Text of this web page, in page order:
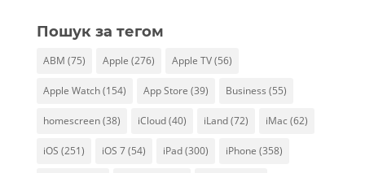
Пошук за тегом
ABM (75) Apple (276) Apple TV(56)
Apple Watch(154) App Store (39) Business (55)
homescreen(38) iCloud(40) iLand(72) iMac (62)
iOS (251) iOS 7(54) iPad(300) iPhone (358)